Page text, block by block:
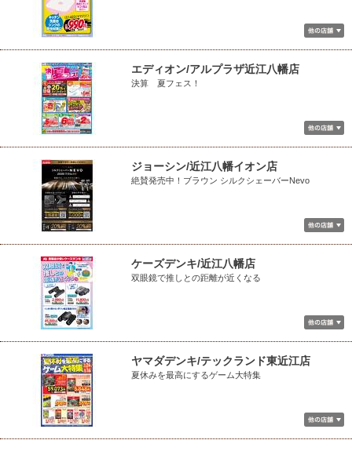
エディオン/アルプラザ近江八幡店
決算 夏フェス！
ジョーシン/近江八幡イオン店
絶賛発売中！ブラウン シルクシェーバーNevo
ケーズデンキ/近江八幡店
双眼鏡で推しとの距離が近くなる
ヤマダデンキ/テックランド東近江店
夏休みを最高にするゲーム大特集